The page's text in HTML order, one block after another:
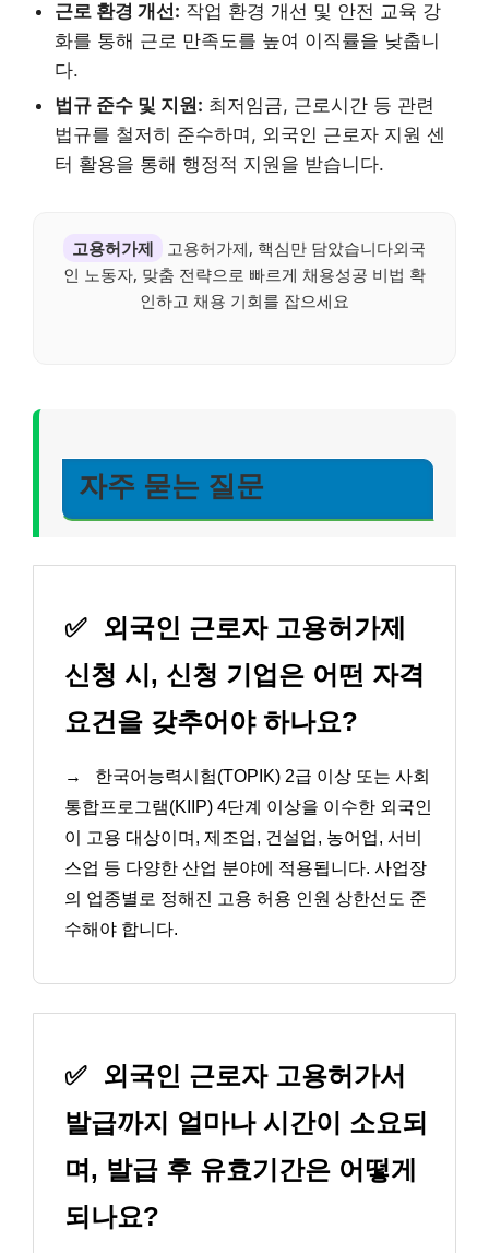
근로 환경 개선: 작업 환경 개선 및 안전 교육 강
화를 통해 근로 만족도를 높여 이직률을 낮춥니
다.
법규 준수 및 지원: 최저임금, 근로시간 등 관련
법규를 철저히 준수하며, 외국인 근로자 지원 센
터 활용을 통해 행정적 지원을 받습니다.
고용허가제
고용허가제, 핵심만 담았습니다외국
인 노동자, 맞춤 전략으로 빠르게 채용성공 비법 확
인하고 채용 기회를 잡으세요
자주 묻는 질문
✅
외국인 근로자 고용허가제
신청 시, 신청 기업은 어떤 자격
요건을 갖추어야 하나요?
→
한국어능력시험(TOPIK) 2급 이상 또는 사회
통합프로그램(KIIP) 4단계 이상을 이수한 외국인
이 고용 대상이며, 제조업, 건설업, 농어업, 서비
스업 등 다양한 산업 분야에 적용됩니다. 사업장
의 업종별로 정해진 고용 허용 인원 상한선도 준
수해야 합니다.
✅
외국인 근로자 고용허가서
발급까지 얼마나 시간이 소요되
며, 발급 후 유효기간은 어떻게
되나요?